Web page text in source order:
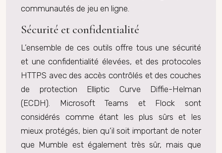
communautés de jeu en ligne.
Sécurité et confidentialité
L’ensemble de ces outils offre tous une sécurité
et une confidentialité élevées, et des protocoles
HTTPS avec des accès contrôlés et des couches
de protection Elliptic Curve Diffie-Helman
(ECDH). Microsoft Teams et Flock sont
considérés comme étant les plus sûrs et les
mieux protégés, bien qu’il soit important de noter
que Mumble est également très sûr, mais que